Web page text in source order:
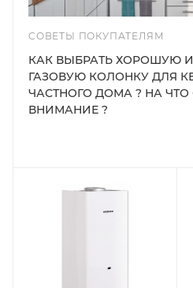
СОВЕТЫ ПОКУПАТЕЛЯМ
КАК ВЫБРАТЬ ХОРОШУЮ
ГАЗОВУЮ КОЛОНКУ ДЛЯ
ЧАСТНОГО ДОМА ? НА ЧТО
ВНИМАНИЕ ?